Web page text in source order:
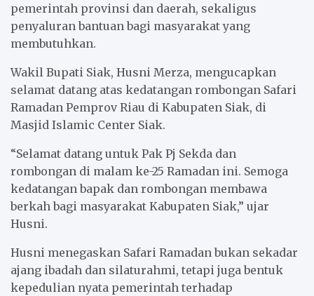
pemerintah provinsi dan daerah, sekaligus
penyaluran bantuan bagi masyarakat yang
membutuhkan.
Wakil Bupati Siak, Husni Merza, mengucapkan
selamat datang atas kedatangan rombongan Safari
Ramadan Pemprov Riau di Kabupaten Siak, di
Masjid Islamic Center Siak.
“Selamat datang untuk Pak Pj Sekda dan
rombongan di malam ke-25 Ramadan ini. Semoga
kedatangan bapak dan rombongan membawa
berkah bagi masyarakat Kabupaten Siak,” ujar
Husni.
Husni menegaskan Safari Ramadan bukan sekadar
ajang ibadah dan silaturahmi, tetapi juga bentuk
kepedulian nyata pemerintah terhadap